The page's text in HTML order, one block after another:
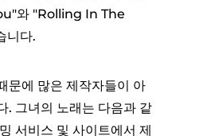
와 "Rolling In The
니다.
문에 많은 제작자들이 아
. 그녀의 노래는 다음과 같
서비스 및 사이트에서 제